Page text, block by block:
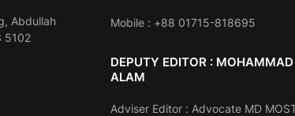
Abdullah
5102
Mobile : +88 01715-818695
DEPUTY EDITOR :
ALAM
Adviser Editor : Advocate MD